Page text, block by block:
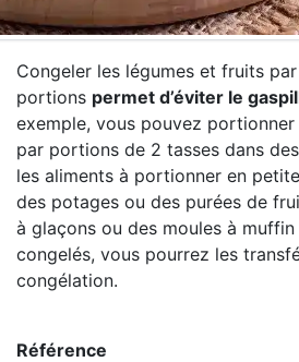
Congeler les légumes et fruits
portions permet d’éviter le
exemple, vous pouvez
par portions de 2 tasses dans
les aliments à portionner en
des potages ou des purées de
à glaçons ou des moules à
congelés, vous pourrez les
congélation.
Référence